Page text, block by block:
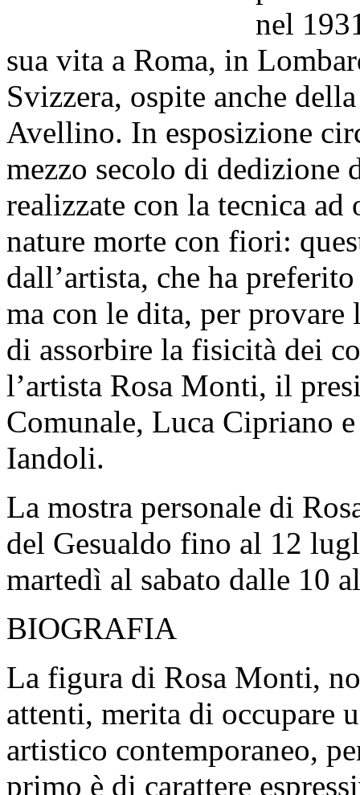
nel
sua vita a Roma, in
Svizzera, ospite anche
Avellino. In esposizione
mezzo secolo di
realizzate con la tecnica
nature morte con fiori:
dall’artista, che ha
ma con le dita, per provare
di assorbire la fisicità dei
l’artista Rosa Monti, il
Comunale, Luca Cipriano
Iandoli.
La mostra personale di
del Gesualdo fino al 12
martedì al sabato dalle 10
BIOGRAFIA
La figura di Rosa Monti,
attenti, merita di occupare
artistico contemporaneo,
primo è di carattere